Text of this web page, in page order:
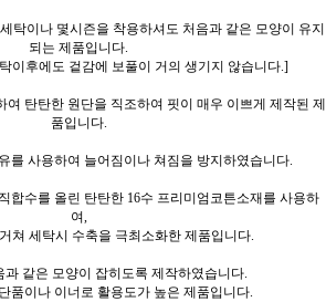
탁이나 몇시즌을 착용하셔도 처음과 같은 모양이 유지
되는 제품입니다.
이후에도 겉감에 보풀이 거의 생기지 않습니다.]
여 탄탄한 원단을 직조하여 핏이 매우 이쁘게 제작된 제
품입니다.
를 사용하여 늘어짐이나 쳐짐을 방지하였습니다.
합수를 올린 탄탄한 16수 프리미엄코튼소재를 사용하
여,
쳐 세탁시 수축을 극최소화한 제품입니다.
같은 모양이 잡히도록 제작하였습니다.
품이나 이너로 활용도가 높은 제품입니다.